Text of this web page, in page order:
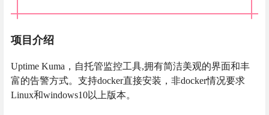
项目介绍
Uptime Kuma，自托管监控工具,拥有简洁美观的界面和丰
富的告警方式。支持docker直接安装，非docker情况要求
Linux和windows10以上版本。